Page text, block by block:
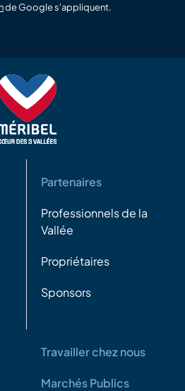
de Google s'appliquent.
Partenaires
Professionnels de la
Vallée
Propriétaires
Sponsors
Travailler chez nous
Marchés Publics